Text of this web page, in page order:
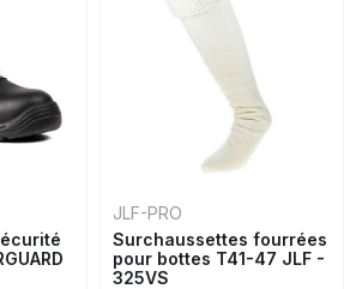
JLF-PRO
Surchaussettes fourrées
pour bottes T41-47 JLF -
325VS